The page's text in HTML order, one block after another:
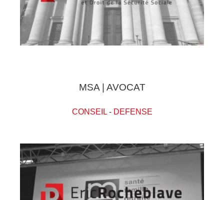
MSA | AVOCAT
CONSEIL- DEFENSE